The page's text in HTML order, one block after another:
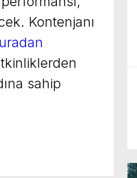
Kontenjanı
sahip